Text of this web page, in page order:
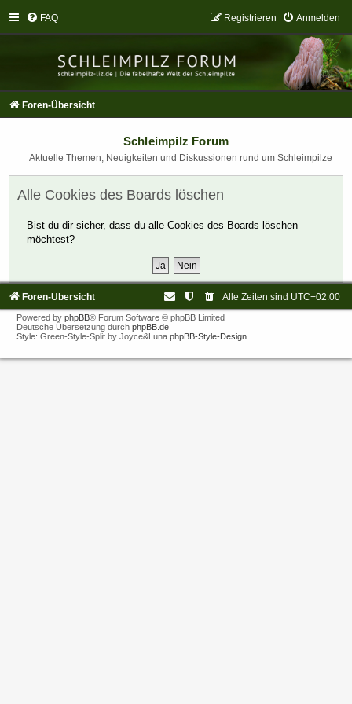
FAQ Anmelden
Registrieren
Foren-Übersicht
Schleimpilz Forum
Aktuelle Themen, Neuigkeiten und Diskussionen rund um Schleimpilze
Alle Cookies des Boards löschen
Bist du dir sicher, dass du alle Cookies des Boards löschen
möchtest?
Foren-Übersicht Alle Zeiten sind UTC+02:00
Powered by phpBB® Forum Software © phpBB Limited
Deutsche Übersetzung durch phpBB.de
Style: Green-Style-Split by Joyce&Luna phpBB-Style-Design